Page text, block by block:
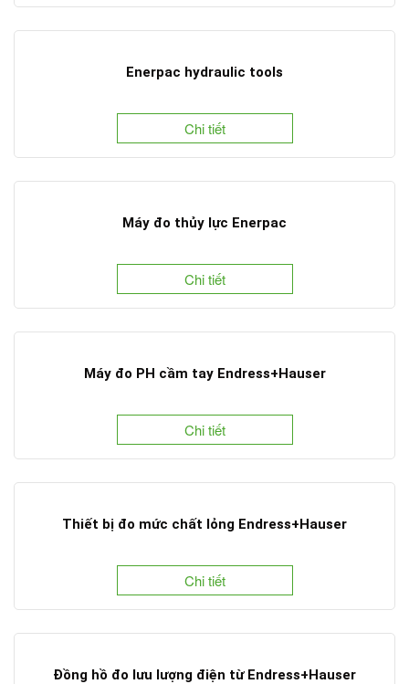
Enerpac hydraulic tools
Chi tiết
Máy đo thủy lực Enerpac
Chi tiết
Máy đo PH cầm tay Endress+Hauser
Chi tiết
Thiết bị đo mức chất lỏng Endress+Hauser
Chi tiết
Đồng hồ đo lưu lượng điện từ Endress+Hauser